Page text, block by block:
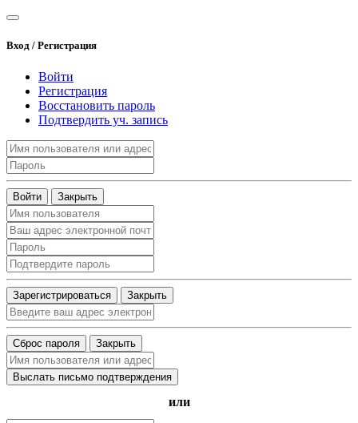
Вход / Регистрация
Войти
Регистрация
Восстановить пароль
Подтвердить уч. запись
Войти Закрыть
Зарегистрироваться Закрыть
Сброс пароля Закрыть
Выслать письмо подтверждения
или